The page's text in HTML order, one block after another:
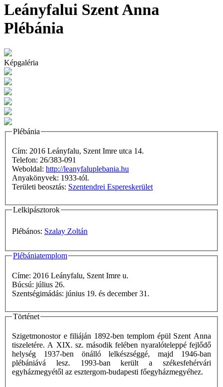
Leányfalui Szent Anna
Plébánia
Képgaléria
Plébánia
Cím: 2016 Leányfalu, Szent Imre utca 14.
Telefon: 26/383-091
Weboldal: http://leanyfaluplebania.hu
Anyakönyvek: 1933-tól.
Területi beosztás: Szentendrei Espereskerület
Lelkipásztorok
Plébános: Szalay Zoltán
Plébániatemplom
Címe: 2016 Leányfalu, Szent Imre u.
Búcsú: július 26.
Szentségimádás: június 19. és december 31.
Történet
Szigetmonostor e filiáján 1892-ben templom épül Szent Anna
tiszeletére. A XIX. sz. második felében nyaralóteleppé fejlődő
helység 1937-ben önálló lelkészséggé, majd 1946-ban
plébániává lesz. 1993-ban került a székesfehérvári
egyházmegyétől az esztergom-budapesti főegyházmegyéhez.